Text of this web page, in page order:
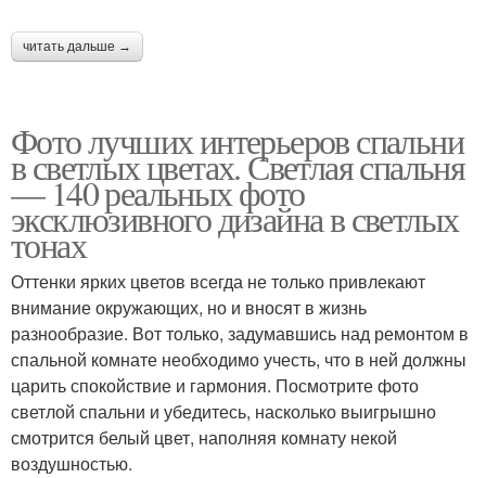
читать дальше →
Фото лучших интерьеров спальни
в светлых цветах. Светлая спальня
— 140 реальных фото
эксклюзивного дизайна в светлых
тонах
Оттенки ярких цветов всегда не только привлекают
внимание окружающих, но и вносят в жизнь
разнообразие. Вот только, задумавшись над ремонтом в
спальной комнате необходимо учесть, что в ней должны
царить спокойствие и гармония. Посмотрите фото
светлой спальни и убедитесь, насколько выигрышно
смотрится белый цвет, наполняя комнату некой
воздушностью.